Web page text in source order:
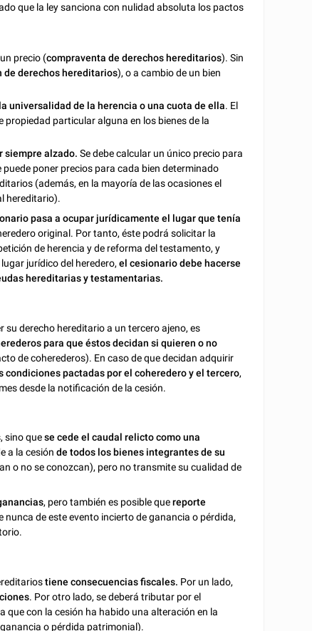
que la ley sanciona con nulidad absoluta los pactos
precio (compraventa de derechos hereditarios). Sin
de derechos hereditarios), o a cambio de un bien
universalidad de la herencia o una cuota de ella. El
propiedad particular alguna en los bienes de la
siempre alzado. Se debe calcular un único precio para
poner precios para cada bien determinado
(además, en la mayoría de las ocasiones el
hereditario).
pasa a ocupar jurídicamente el lugar que tenía
original. Por tanto, éste podrá solicitar la
de herencia y de reforma del testamento, y
jurídico del heredero,el cesionario debe hacerse
hereditarias y testamentarias.
su derecho hereditario a un tercero ajeno, es
para que éstos decidan si quieren o no
de coherederos). En caso de que decidan adquirir
condiciones pactadas por el coheredero y el tercero,
desde la notificación de la cesión.
sino quese cede el caudal relicto como una
a la cesiónde todos los bienes integrantes de su
o no se conozcan), pero no transmite su cualidad de
, pero también es posible quereporte
de este evento incierto de ganancia o pérdida,
tiene consecuencias fiscales. Por un lado,
. Por otro lado, se deberá tributar por el
que con la cesión ha habido una alteración en la
o pérdida patrimonial).